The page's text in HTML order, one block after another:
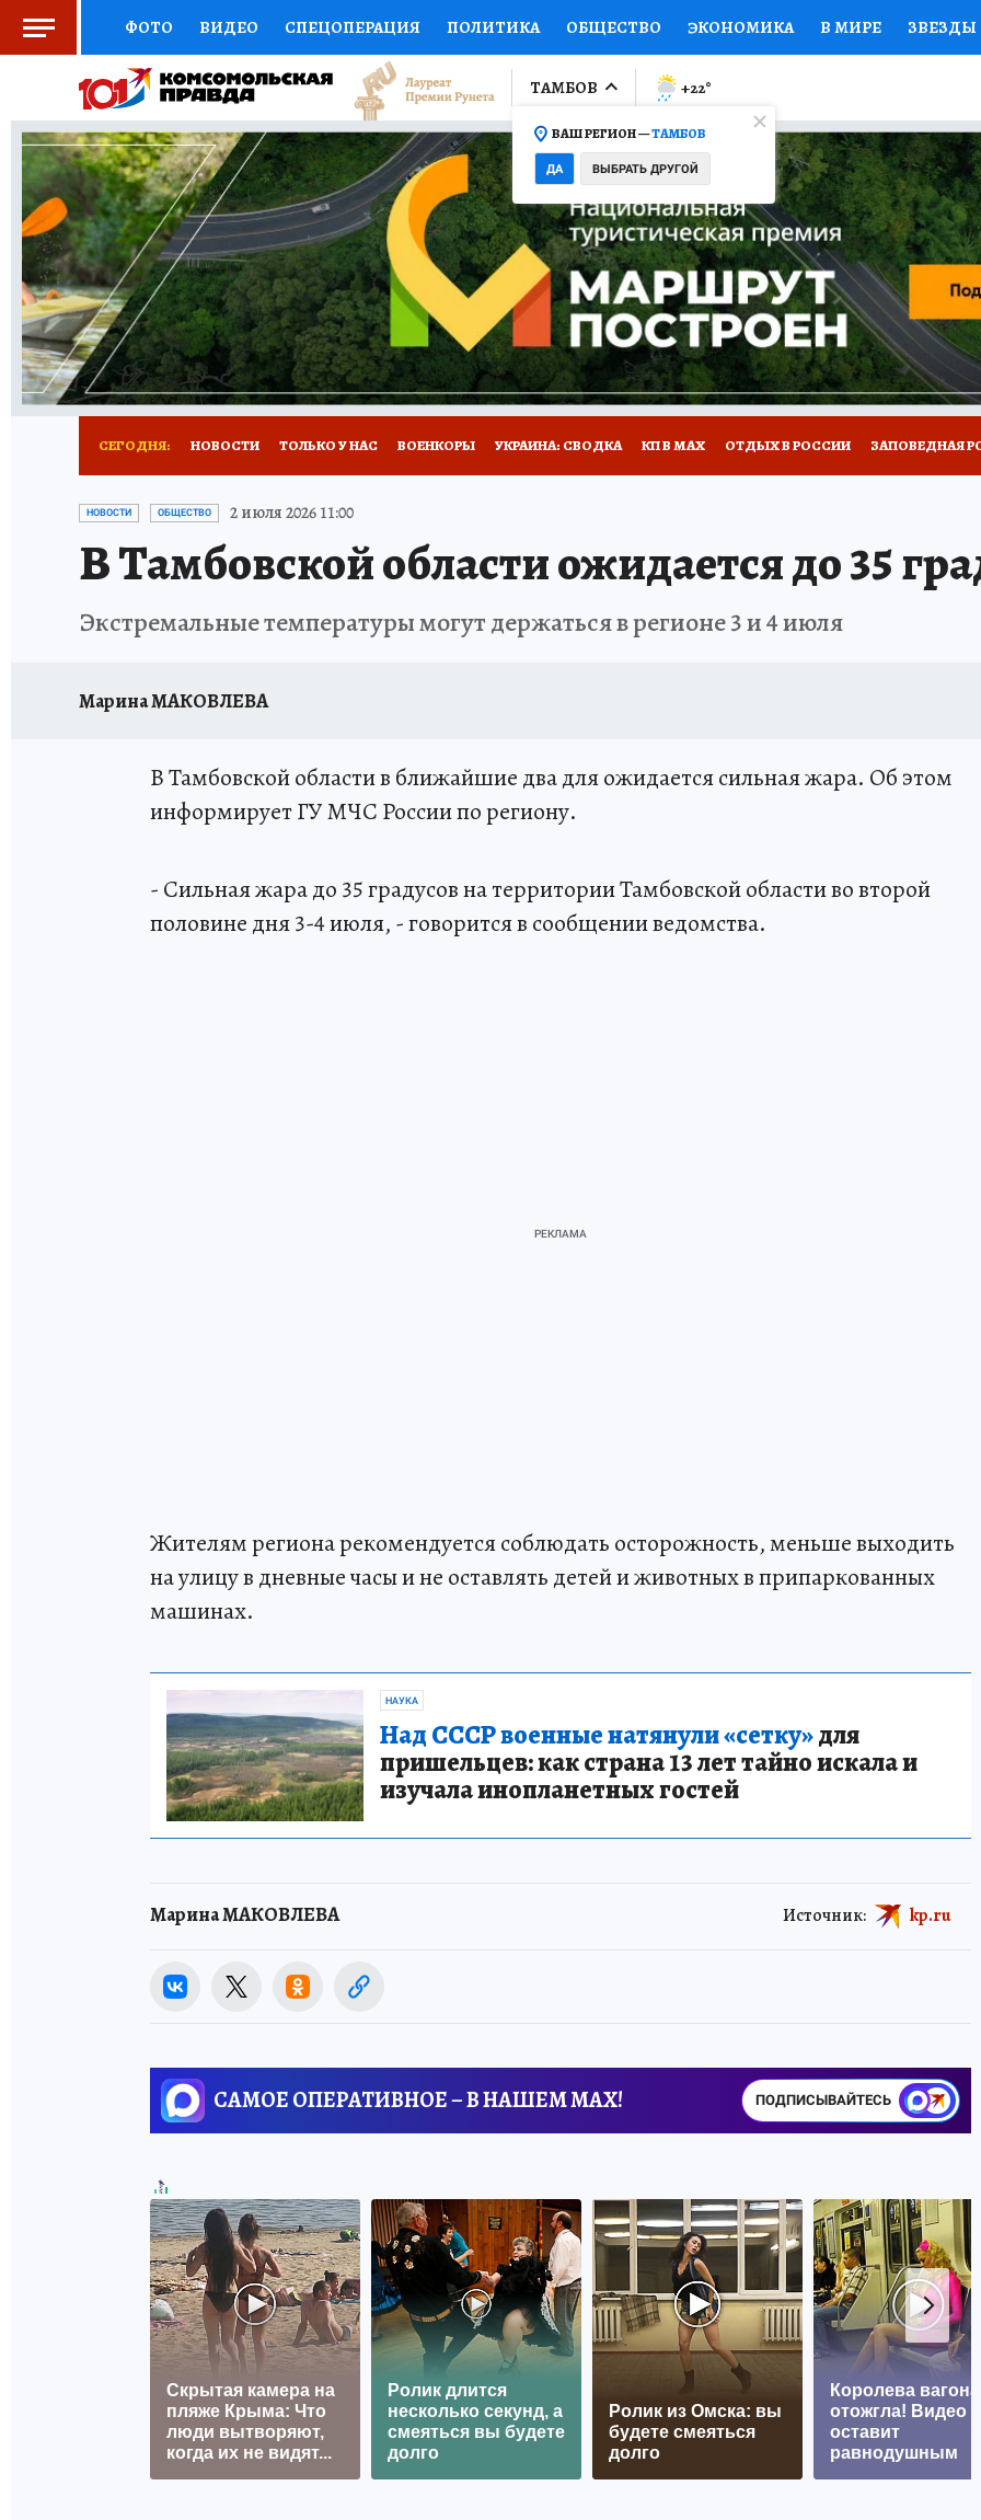
ФОТО ВИДЕО СПЕЦОПЕРАЦИЯ ПОЛИТИКА ОБЩЕСТВО ЭКОНОМИКА В МИРЕ ЗВЕЗДЫ
СОЦПОДДЕРЖКА НАУКА СПОРТ КОЛУМНИСТЫ ПРОИСШЕСТВИЯ НАЦИОНАЛЬНЫЕ
ВЫБОР ЭКСПЕРТОВ ДОКТОР ФИНАНСЫ ОТКРЫВАЕМ МИР Я ЗНАЮ СЕМЬЯ ЖЕНСКИЕ
КНИЖНАЯ ПОЛКА ПРОГНОЗЫ НА СПОРТ ПРОМОКОДЫ СЕРИАЛЫ СПЕЦПРОЕКТЫ
ПРЕСС-ЦЕНТР НЕДВИЖИМОСТЬ ТЕЛЕВИЗОР КОЛЛЕКЦИИ КОНКУРСЫ РАБОТА У НАС
РАДИО КП ТЕСТЫ НОВОЕ НА САЙТЕ РЕКЛАМА
ТАМБОВ
ВАШ РЕГИОН —ТАМБОВ
ДА ВЫБРАТЬ ДРУГОЙ
+22°
СЕГОДНЯ: НОВОСТИ ТОЛЬКО У НАС ВОЕНКОРЫ УКРАИНА: СВОДКА КП В МАХ ОТДЫХ В РОССИИ ЗАПОВЕДНАЯ
ИСПЫТАНО НА СЕБЕ
НОВОСТИ ОБЩЕСТВО 2 июля 2026 11:00
В Тамбовской области ожидается до 35
Экстремальные температуры могут держаться в регионе 3 и 4 июля
Марина МАКОВЛЕВА
В Тамбовской области в ближайшие два для ожидается сильная жара. Об этом
информирует ГУ МЧС России по региону.
- Сильная жара до 35 градусов на территории Тамбовской области во второй
половине дня 3-4 июля, - говорится в сообщении ведомства.
Жителям региона рекомендуется соблюдать осторожность, меньше выходить
на улицу в дневные часы и не оставлять детей и животных в припаркованных
машинах.
НАУКА
Над СССР военные натянули «сетку»для
пришельцев: как страна 13 лет тайно искала и
изучала инопланетных гостей
Марина МАКОВЛЕВА Источник: kp.ru
САМОЕ ОПЕРАТИВНОЕ – В НАШЕМ MAX! ПОДПИСЫВАЙТЕСЬ
Скрытая камера на
пляже Крыма: Что
люди вытворяют,
когда их не видят...
Ролик длится
несколько секунд, а
смеяться вы будете
долго
Ролик из Омска: вы
будете смеяться
долго
Королева вагона
отожгла! Видео
оставит
равнодушным